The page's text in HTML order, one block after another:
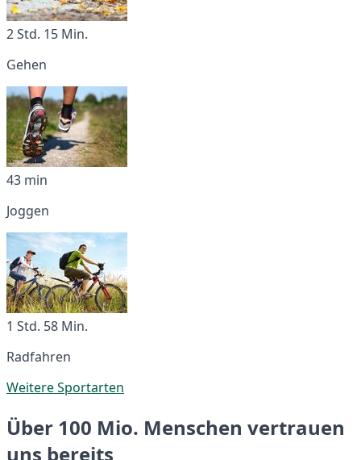
2 Std. 15 Min.
Gehen
43 min
Joggen
1 Std. 58 Min.
Radfahren
Weitere Sportarten
Über 100 Mio. Menschen vertrauen
uns bereits